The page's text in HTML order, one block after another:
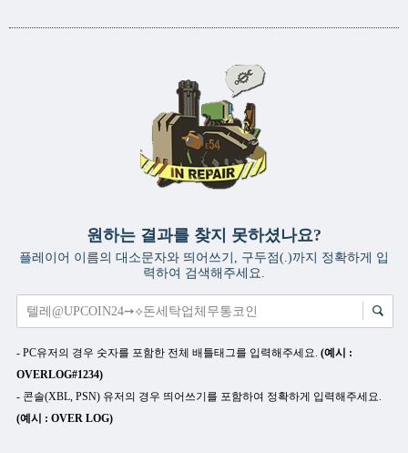
원하는 결과를 찾지 못하셨나요?
플레이어 이름의 대소문자와 띄어쓰기, 구두점(.)까지 정확하게 입
력하여 검색해주세요.
- PC유저의 경우 숫자를 포함한 전체 배틀태그를 입력해주세요. (예시 :
OVERLOG#1234)
- 콘솔(XBL, PSN) 유저의 경우 띄어쓰기를 포함하여 정확하게 입력해주세요.
(예시 : OVER LOG)